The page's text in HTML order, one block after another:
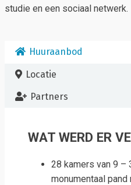
studie en een sociaal netwerk.
Huuraanbod
Locatie
Partners
WAT WERD ER
28 kamers van 9 –
monumentaal